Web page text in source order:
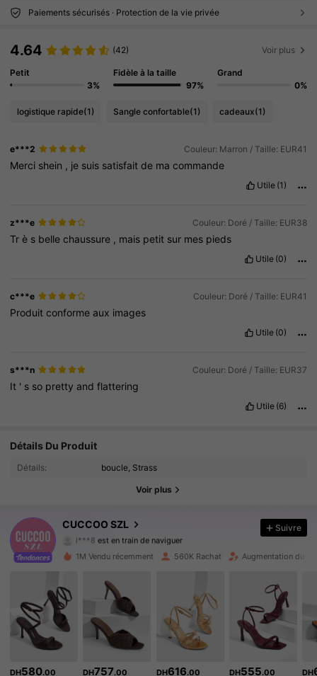
Paiements sécurisés · Protection de la vie privée
4.64 (42) Voir plus
Petit
3%
Fidèle à la taille
97%
Grand
0%
logistique rapide(1) Sangle confortable(1) cadeaux(1)
e***2 Couleur: Marron / Taille: EUR41
Merci shein , je suis satisfaitde macommande
Utile (1)
z***e Couleur: Doré / Taille: EUR38
Trè s bellechaussure , mais petit sur mes pieds
Utile (0)
c***e Couleur: Doré / Taille: EUR41
Produitconforme aux images
Utile (0)
s***n Couleur: Doré / Taille: EUR37
It ' s so pretty andflattering
Utile (6)
Détails Du Produit
Détails: boucle, Strass
Voir plus
CUCCOO SZL
4.91
902K Suiveurs
4.91
l***8 est en train de naviguer
902K Suiveurs
4.91 902K Suiveurs
902K Suiveurs
Suivre
1M Vendu récemment 560K Rachat Augmentation du
DH580.00 DH757.00 DH616.00 DH555.00 DH